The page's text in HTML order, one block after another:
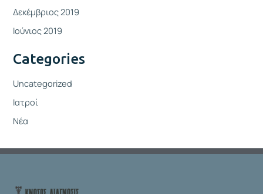
Δεκέμβριος 2019
Ιούνιος 2019
Categories
Uncategorized
Ιατροί
Νέα